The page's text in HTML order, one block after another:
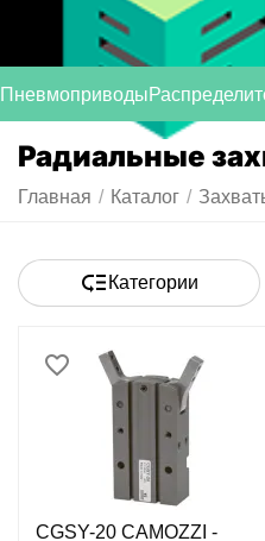
Пневмоприводы
Радиальные
Главная / Каталог /
Категории
CGSY-20 CAMOZZI -